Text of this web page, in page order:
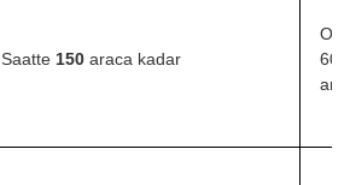
Saatte 150 araca kadar
60-